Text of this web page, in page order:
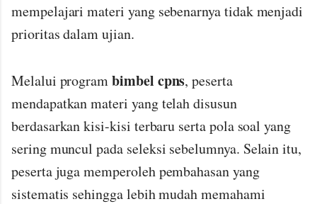
mempelajari materi yang sebenarnya tidak menjadi
prioritas dalam ujian.
Melalui programbimbel cpns, peserta
mendapatkan materi yang telah disusun
berdasarkan kisi-kisi terbaru serta pola soal yang
sering muncul pada seleksi sebelumnya. Selain itu,
peserta juga memperoleh pembahasan yang
sistematis sehingga lebih mudah memahami